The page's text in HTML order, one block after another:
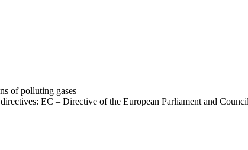
of polluting gases
EC – Directive of the European Parliament and